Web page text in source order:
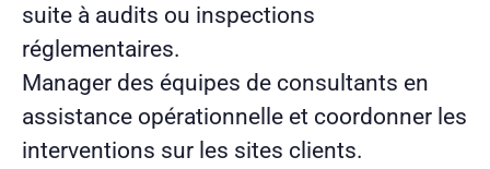
suite à audits ou inspections
réglementaires.
Manager des équipes de consultants en
assistance opérationnelle et coordonner les
interventions sur les sites clients.